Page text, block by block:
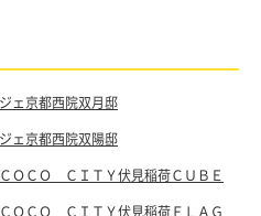
ェ京都西院双月邸
ェ京都西院双陽邸
ＯＣＯ ＣＩＴＹ伏見稲荷ＣＵＢＥ
ＯＣＯ ＣＩＴＹ伏見稲荷ＦＬＡＧ